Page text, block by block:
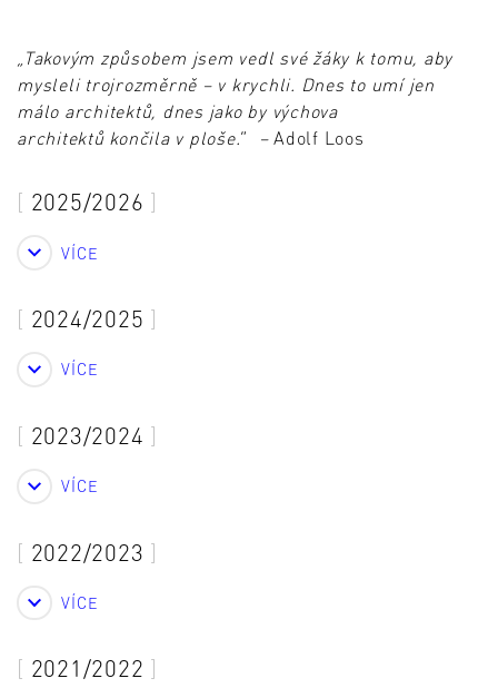
„Takovým způsobem jsem vedl své žáky k tomu, aby
mysleli trojrozměrně – v krychli. Dnes to umí jen
málo architektů, dnes jako by výchova
architektů končila v ploše.“ –Adolf Loos
2025/2026
VÍCE
2024/2025
VÍCE
2023/2024
VÍCE
2022/2023
VÍCE
2021/2022